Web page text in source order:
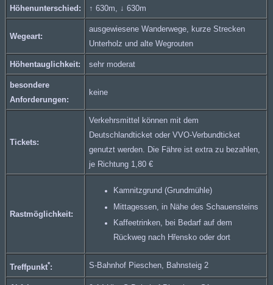
Höhenunterschied: ↑ 630m, ↓ 630m
Wegeart:
ausgewiesene Wanderwege, kurze Strecken
Unterholz und alte Wegrouten
Höhentauglichkeit: sehr moderat
besondere
Anforderungen:
keine
Tickets:
Verkehrsmittel können mit dem
Deutschlandticket oder VVO-Verbundticket
genutzt werden. Die Fähre ist extra zu bezahlen,
je Richtung 1,80 €
Rastmöglichkeit:
Kamnitzgrund (Grundmühle)
Mittagessen, in Nähe des Schauensteins
Kaffeetrinken, bei Bedarf auf dem
Rückweg nach Hřensko oder dort
Treffpunkt*: S-Bahnhof Pieschen, Bahnsteig 2